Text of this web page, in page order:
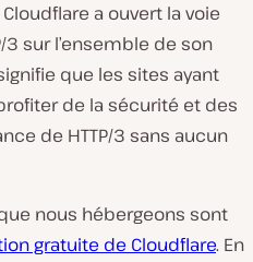
a ouvert la voie
3 sur l’ensemble de son
que les sites ayant
de la sécurité et des
de HTTP/3 sans aucun
nous hébergeons sont
gratuite de Cloudflare. En